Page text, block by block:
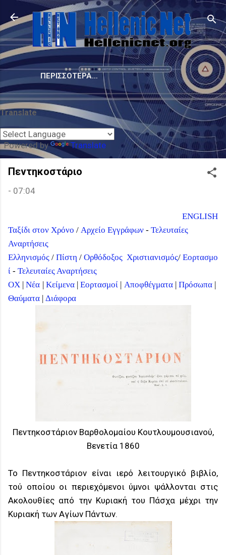
Μετάβαση στο κύριο περιεχόμενο
ΠΕΡΙΣΣΌΤΕΡΑ…
Translate
Powered by Translate
Πεντηκοστάριο
- 07:04
ENGLISH
Ταξίδι στον Χρόνο / Αρχείο Εγγράφων - Τελευταίες
Αναρτήσεις
Ελληνισμός / Πίστη / Ορθόδοξος Χριστιανισμός/ Εορτασμο
ί - Τελευταίες Αναρτήσεις
ΟΧ |Νέα Κείμενα|Εορτασμοί Αποφθέγματα| Πρόσωπα|
Θαύματα Διάφορα
Πεντηκοστάριον Βαρθολομαίου Κουτλουμουσιανού,
Βενετία 1860
Το Πεντηκοστάριον είναι ιερό λειτουργικό βιβλίο,
τού οποίου οι περιεχόμενοι ύμνοι ψάλλονται στις
Ακολουθίες από την Κυριακή του Πάσχα μέχρι την
Κυριακή των Αγίων Πάντων.